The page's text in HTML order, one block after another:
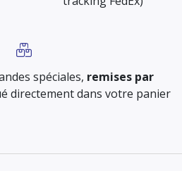
spéciales, remises par
directement dans votre panier